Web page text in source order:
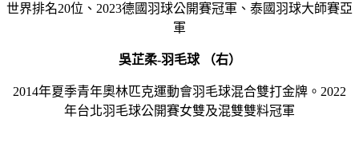
世界排名20位、2023德國羽球公開賽冠軍、泰國羽球大師賽亞
軍
吳芷柔-羽毛球 （右）
2014年夏季青年奧林匹克運動會羽毛球混合雙打金牌。2022
年台北羽毛球公開賽女雙及混雙雙料冠軍